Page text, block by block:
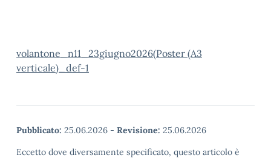
volantone_n11_23giugno2026(Poster (A3
verticale)_def-1
Pubblicato: 25.06.2026 - Revisione: 25.06.2026
Eccetto dove diversamente specificato, questo articolo è